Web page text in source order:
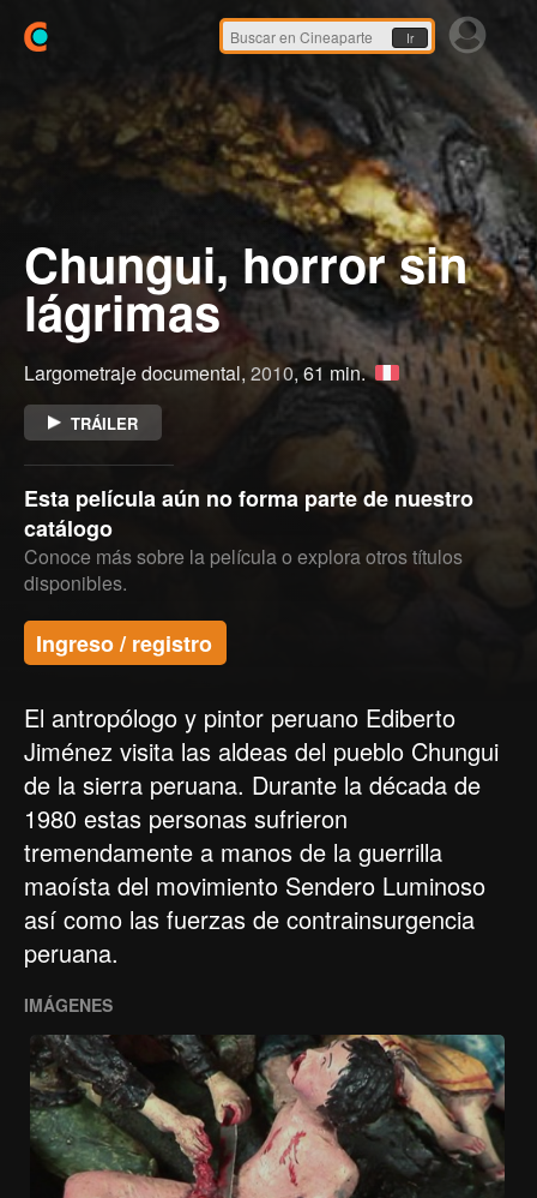
Ir
Chungui, horror sin
lágrimas
Largometraje documental, 2010, 61 min.
TRÁILER
Esta película aún no forma parte de nuestro
catálogo
Conoce más sobre la película o explora otros títulos
disponibles.
Ingreso / registro
El antropólogo y pintor peruano Ediberto
Jiménez visita las aldeas del pueblo Chungui
de la sierra peruana. Durante la década de
1980 estas personas sufrieron
tremendamente a manos de la guerrilla
maoísta del movimiento Sendero Luminoso
así como las fuerzas de contrainsurgencia
peruana.
IMÁGENES